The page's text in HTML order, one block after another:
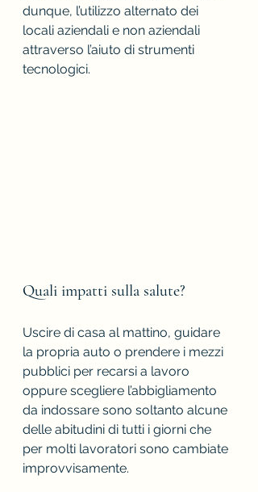
dunque, l’utilizzo alternato dei
locali aziendali e non aziendali
attraverso l’aiuto di strumenti
tecnologici.
Quali impatti sulla salute?
Uscire di casa al mattino, guidare
la propria auto o prendere i mezzi
pubblici per recarsi a lavoro
oppure scegliere l’abbigliamento
da indossare sono soltanto alcune
delle abitudini di tutti i giorni che
per molti lavoratori sono cambiate
improvvisamente.